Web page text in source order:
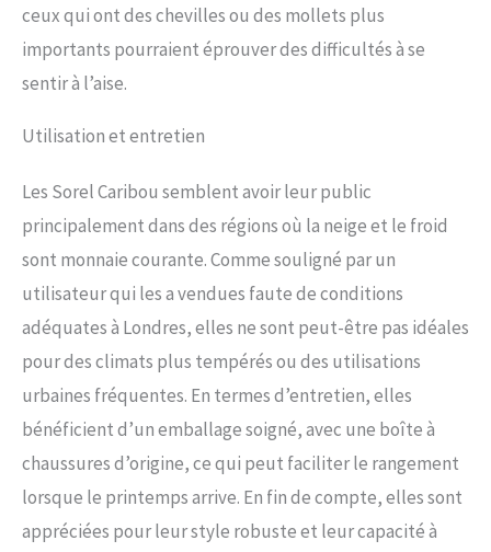
ceux qui ont des chevilles ou des mollets plus
importants pourraient éprouver des difficultés à se
sentir à l’aise.
Utilisation et entretien
Les Sorel Caribou semblent avoir leur public
principalement dans des régions où la neige et le froid
sont monnaie courante. Comme souligné par un
utilisateur qui les a vendues faute de conditions
adéquates à Londres, elles ne sont peut-être pas idéales
pour des climats plus tempérés ou des utilisations
urbaines fréquentes. En termes d’entretien, elles
bénéficient d’un emballage soigné, avec une boîte à
chaussures d’origine, ce qui peut faciliter le rangement
lorsque le printemps arrive. En fin de compte, elles sont
appréciées pour leur style robuste et leur capacité à